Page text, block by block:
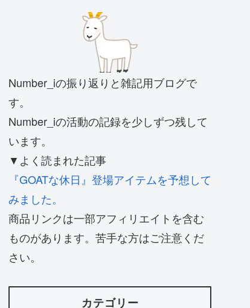
Number_iの振り返りと雑記用ブログで
す。
Number_iの活動の記録を少しずつ残して
います。
▼よく読まれた記事
『GOATな休日』登場アイテムを予想して
みました。
商品リンクは一部アフィリエイトを含む
ものがあります。苦手な方はご注意くだ
さい。
カテゴリー